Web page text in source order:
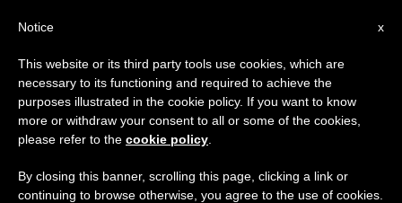
×
Aviso importante
Del 27 de julio al 7 de agosto haremos la pausa
anual, aprovechando que en el periodo de verano
se generan menos informaciones y también el
x
Notice
This website or its third party tools use cookies, which are
necessary to its functioning and required to achieve the
purposes illustrated in the cookie policy. If you want to know
more or withdraw your consent to all or some of the cookies,
please refer to the cookie policy
By closing this banner, scrolling this page, clicking a link or
continuing to browse otherwise, you agree to the use of cookies.